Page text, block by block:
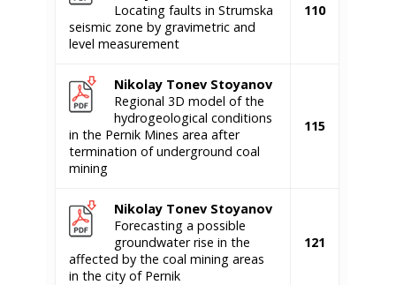
Locating faults in Strumska
seismic zone by gravimetric and
level measurement
110
Nikolay Tonev Stoyanov
Regional 3D model of the
hydrogeological conditions
in the Pernik Mines area after
termination of underground coal
mining
115
Nikolay Tonev Stoyanov
Forecasting a possible
groundwater rise in the
affected by the coal mining areas
in the city of Pernik
121